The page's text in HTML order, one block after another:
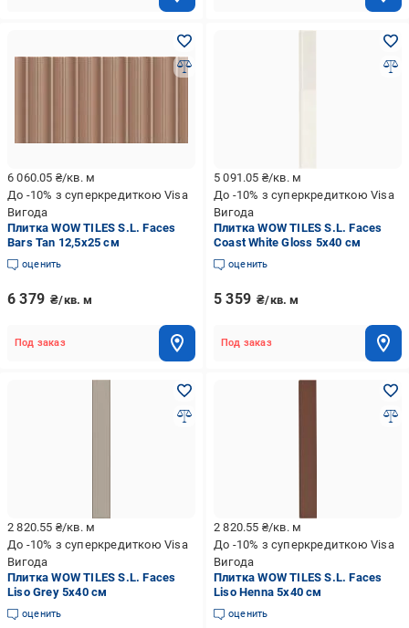
6 060.05 ₴/кв. м
До -10% з суперкредиткою Visa
Вигода
Плитка WOW TILES S.L. Faces
Bars Tan 12,5x25 см
оценить
6 379 ₴/кв. м
Под заказ
5 091.05 ₴/кв. м
До -10% з суперкредиткою Visa
Вигода
Плитка WOW TILES S.L. Faces
Coast White Gloss 5x40 см
оценить
5 359 ₴/кв. м
Под заказ
2 820.55 ₴/кв. м
До -10% з суперкредиткою Visa
Вигода
Плитка WOW TILES S.L. Faces
Liso Grey 5x40 см
оценить
2 820.55 ₴/кв. м
До -10% з суперкредиткою Visa
Вигода
Плитка WOW TILES S.L. Faces
Liso Henna 5x40 см
оценить